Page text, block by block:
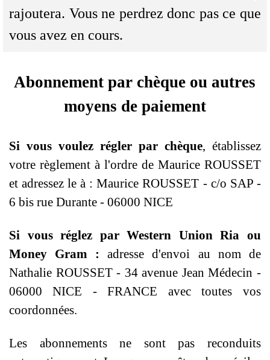
rajoutera. Vous ne perdrez donc pas ce que
vous avez en cours.
Abonnement par chèque ou autres
moyens de paiement
Si vous voulez régler par chèque, établissez
votre règlement à l'ordre de Maurice ROUSSET
et adressez le à : Maurice ROUSSET - c/o SAP -
6 bis rue Durante - 06000 NICE
Si vous réglez par Western Union Ria ou
Money Gram :
adresse d'envoi au nom de
Nathalie ROUSSET - 34 avenue Jean Médecin -
06000 NICE - FRANCE avec toutes vos
coordonnées.
Les abonnements ne sont pas reconduits